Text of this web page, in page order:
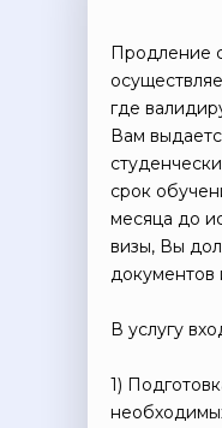
Продление
где
Вам
срок
месяца до
визы, Вы
документов
В услугу
1)